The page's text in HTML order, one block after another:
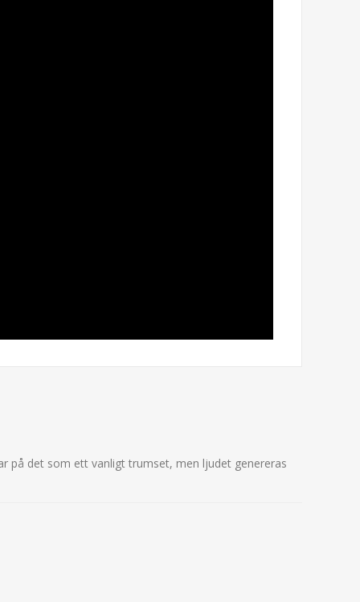
på det som ett vanligt trumset, men ljudet genereras